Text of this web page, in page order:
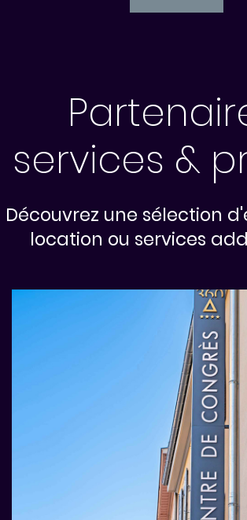
services &
Découvrez une sélection
location ou services